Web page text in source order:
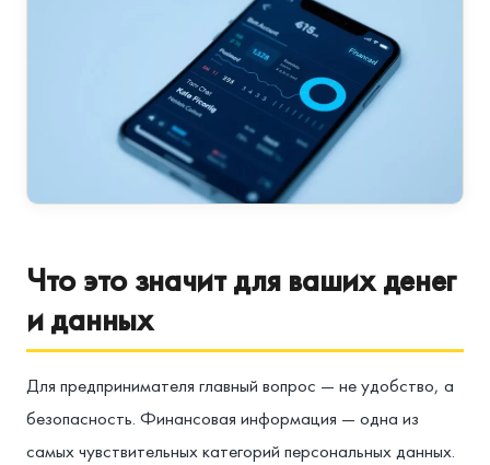
Что это значит для ваших денег
и данных
Для предпринимателя главный вопрос — не удобство, а
безопасность. Финансовая информация — одна из
самых чувствительных категорий персональных данных.